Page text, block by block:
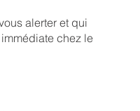
alerter et qui
chez le